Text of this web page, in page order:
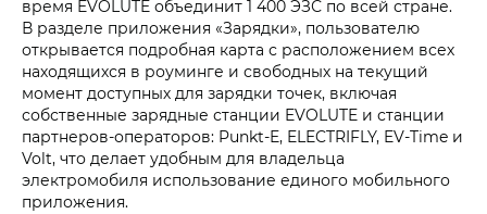
время EVOLUTE объединит 1 400 ЭЗС по всей стране.
В разделе приложения «Зарядки», пользователю
открывается подробная карта с расположением всех
находящихся в роуминге и свободных на текущий
момент доступных для зарядки точек, включая
собственные зарядные станции EVOLUTE и станции
партнеров-операторов: Punkt-E, ELECTRIFLY, EV-Time и
Volt, что делает удобным для владельца
электромобиля использование единого мобильного
приложения.